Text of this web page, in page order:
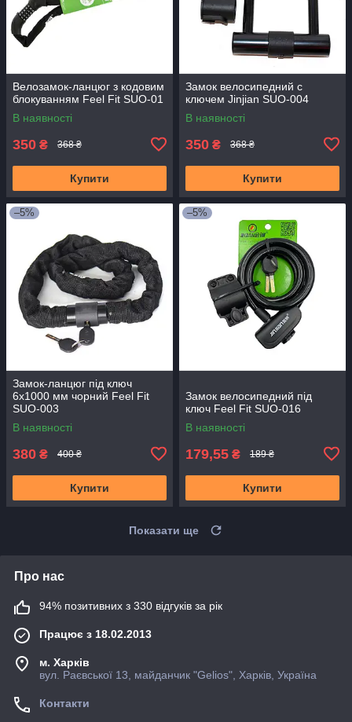
Велозамок-ланцюг з кодовим
блокуванням Feel Fit SUO-01
В наявності
350 ₴ 368 ₴
Купити
Замок велосипедний c
ключем Jinjian SUO-004
В наявності
350 ₴ 368 ₴
Купити
–5%
Замок-ланцюг під ключ
6x1000 мм чорний Feel Fit
SUO-003
В наявності
380 ₴ 400 ₴
Купити
–5%
Замок велосипедний під
ключ Feel Fit SUO-016
В наявності
179,55 ₴ 189 ₴
Купити
Показати ще
Про нас
94% позитивних з 330 відгуків за рік
Працює з 18.02.2013
м. Харків
вул. Раєвської 13, майданчик "Gelios", Харків, Україна
Контакти